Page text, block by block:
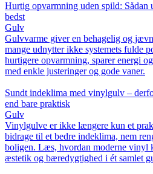
Hurtig opvarmning uden spild: Sådan
bedst
Gulv
Gulvvarme giver en behagelig og
mange udnytter ikke systemets fulde
hurtigere opvarmning, sparer energi
med enkle justeringer og gode vaner.
Sundt indeklima med vinylgulv –
end bare praktisk
Gulv
Vinylgulve er ikke længere kun et
bidrage til et bedre indeklima, nem
boligen. Læs, hvordan moderne vinyl
æstetik og bæredygtighed i ét samlet